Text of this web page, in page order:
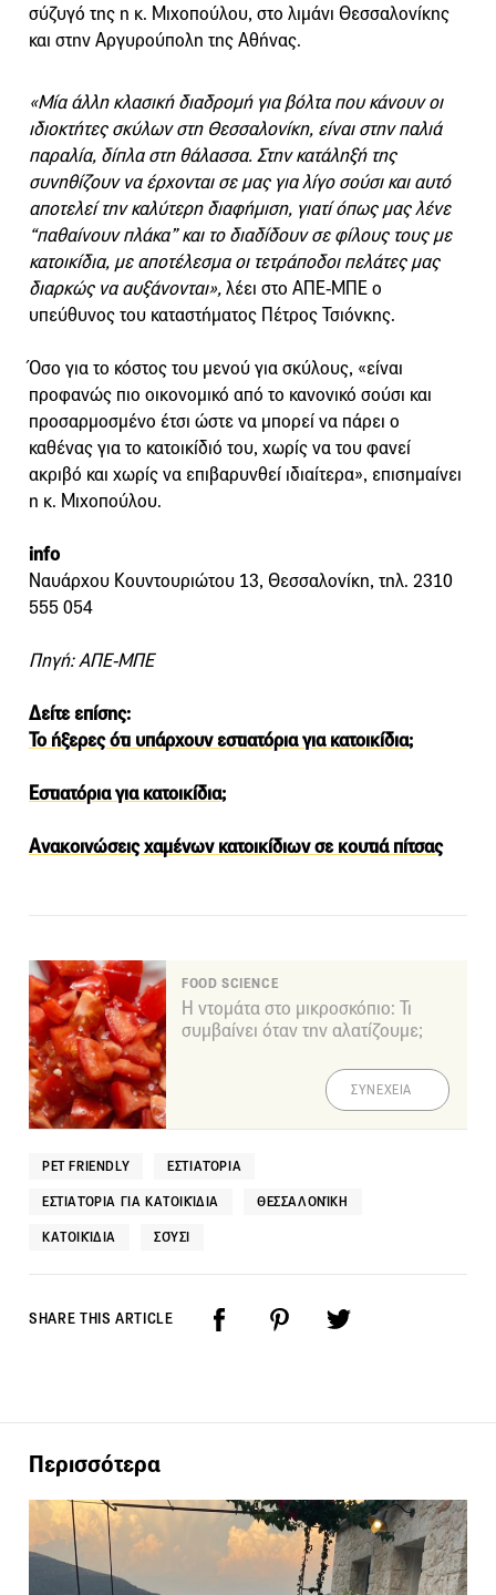
σύζυγό της η κ. Μιχοπούλου, στο λιμάνι Θεσσαλονίκης
και στην Αργυρούπολη της Αθήνας.
«Μία άλλη κλασική διαδρομή για βόλτα που κάνουν οι
ιδιοκτήτες σκύλων στη Θεσσαλονίκη, είναι στην παλιά
παραλία, δίπλα στη θάλασσα. Στην κατάληξή της
συνηθίζουν να έρχονται σε μας για λίγο σούσι και αυτό
αποτελεί την καλύτερη διαφήμιση, γιατί όπως μας λένε
“παθαίνουν πλάκα” και το διαδίδουν σε φίλους τους με
κατοικίδια, με αποτέλεσμα οι τετράποδοι πελάτες μας
διαρκώς να αυξάνονται»,λέει στο ΑΠΕ-ΜΠΕ ο
υπεύθυνος του καταστήματος Πέτρος Τσιόνκης.
Όσο για το κόστος του μενού για σκύλους, «είναι
προφανώς πιο οικονομικό από το κανονικό σούσι και
προσαρμοσμένο έτσι ώστε να μπορεί να πάρει ο
καθένας για το κατοικίδιό του, χωρίς να του φανεί
ακριβό και χωρίς να επιβαρυνθεί ιδιαίτερα», επισημαίνει
η κ. Μιχοπούλου.
info
Ναυάρχου Κουντουριώτου 13, Θεσσαλονίκη, τηλ. 2310
555 054
Πηγή: ΑΠΕ-ΜΠΕ
Δείτε επίσης:
To ήξερες ότι υπάρχουν εστιατόρια για κατοικίδια;
Εστιατόρια για κατοικίδια;
Ανακοινώσεις χαμένων κατοικίδιων σε κουτιά πίτσας
FOOD SCIENCE
Η ντομάτα στο μικροσκόπιο: Τι
συμβαίνει όταν την αλατίζουμε;
ΣΥΝΕΧΕΙΑ
PET FRIENDLY ΕΣΤΙΑΤΌΡΙΑ
ΕΣΤΙΑΤΌΡΙΑ ΓΙΑ ΚΑΤΟΙΚΊΔΙΑ ΘΕΣΣΑΛΟΝΊΚΗ
ΚΑΤΟΙΚΊΔΙΑ ΣΟΎΣΙ
SHARE THIS ARTICLE
Περισσότερα